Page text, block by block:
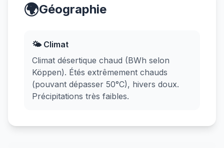
🌍Géographie
🌤️ Climat
Climat désertique chaud (BWh selon
Köppen). Étés extrêmement chauds
(pouvant dépasser 50°C), hivers doux.
Précipitations très faibles.